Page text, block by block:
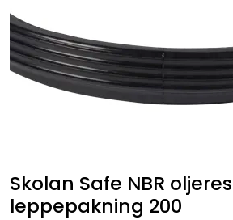
Skolan Safe NBR
leppepakning 200
Sprinkler
Tappevann
Varmeanlegg